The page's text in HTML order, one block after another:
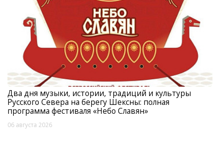
Два дня музыки, истории, традиций и культуры
Русского Севера на берегу Шексны: полная
программа фестиваля «Небо Славян»
06 августа 2026